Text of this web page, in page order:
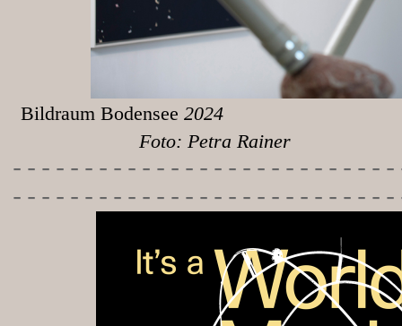
Bildraum Bodensee
Foto: Petra Rainer
-----------